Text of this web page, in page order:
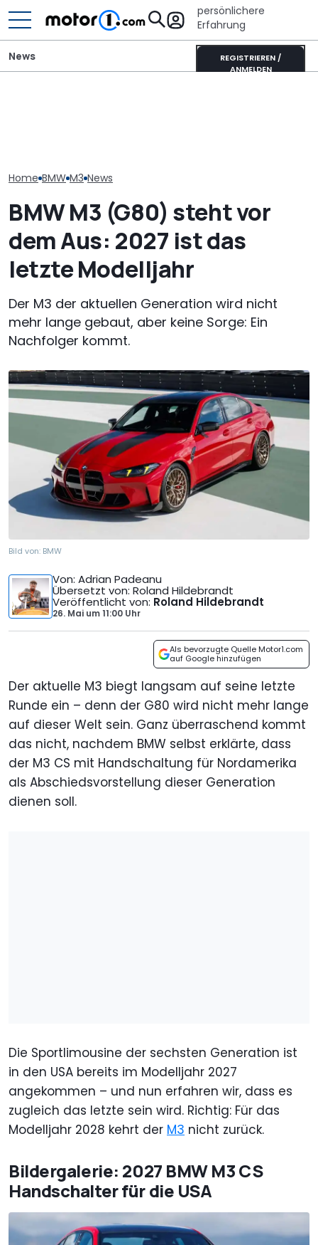
persönlichere
Erfahrung
REGISTRIEREN /
ANMELDEN
News
Home BMW M3 News
BMW M3 (G80) steht vor
dem Aus: 2027 ist das
letzte Modelljahr
Der M3 der aktuellen Generation wird nicht
mehr lange gebaut, aber keine Sorge: Ein
Nachfolger kommt.
Bild von: BMW
Von: Adrian Padeanu
Übersetzt von: Roland Hildebrandt
Veröffentlicht von: Roland Hildebrandt
26. Mai um11:00 Uhr
Als bevorzugte Quelle Motor1.com
auf Google hinzufügen
Der aktuelle M3 biegt langsam auf seine letzte
Runde ein – denn der G80 wird nicht mehr lange
auf dieser Welt sein. Ganz überraschend kommt
das nicht, nachdem BMW selbst erklärte, dass
der M3 CS mit Handschaltung für Nordamerika
als Abschiedsvorstellung dieser Generation
dienen soll.
Die Sportlimousine der sechsten Generation ist
in den USA bereits im Modelljahr 2027
angekommen – und nun erfahren wir, dass es
zugleich das letzte sein wird. Richtig: Für das
Modelljahr 2028 kehrt der M3 nicht zurück.
Bildergalerie: 2027 BMW M3 CS
Handschalter für die USA